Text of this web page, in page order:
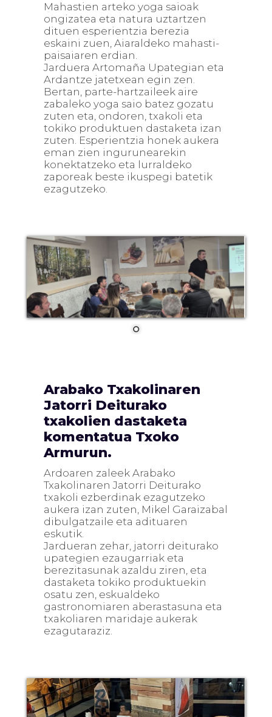
Mahastien arteko yoga saioak
ongizatea eta natura uztartzen
dituen esperientzia berezia
eskaini zuen, Aiaraldeko mahasti-
paisaiaren erdian.
Jarduera Artomaña Upategian eta
Ardantze jatetxean egin zen.
Bertan, parte-hartzaileek aire
zabaleko yoga saio batez gozatu
zuten eta, ondoren, txakoli eta
tokiko produktuen dastaketa izan
zuten. Esperientzia honek aukera
eman zien ingurunearekin
konektatzeko eta lurraldeko
zaporeak beste ikuspegi batetik
ezagutzeko.
Arabako Txakolinaren
Jatorri Deiturako
txakolien dastaketa
komentatua Txoko
Armurun.
Ardoaren zaleek Arabako
Txakolinaren Jatorri Deiturako
txakoli ezberdinak ezagutzeko
aukera izan zuten, Mikel Garaizabal
dibulgatzaile eta adituaren
eskutik.
Jardueran zehar, jatorri deiturako
upategien ezaugarriak eta
berezitasunak azaldu ziren, eta
dastaketa tokiko produktuekin
osatu zen, eskualdeko
gastronomiaren aberastasuna eta
txakoliaren maridaje aukerak
ezagutaraziz.